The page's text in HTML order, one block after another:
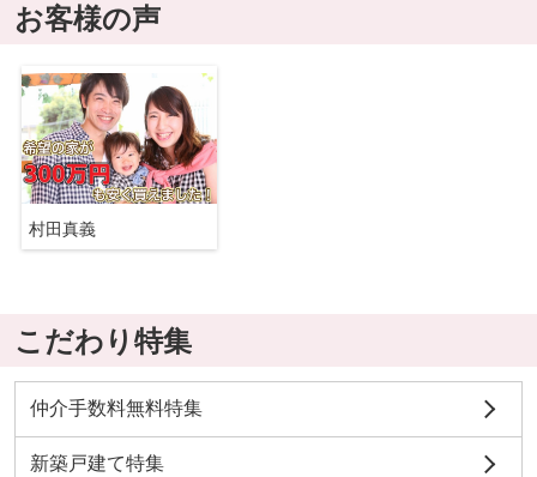
お客様の声
村田真義
こだわり特集
仲介手数料無料特集
新築戸建て特集